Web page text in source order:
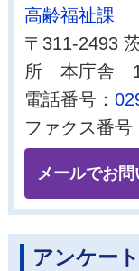
高齢福祉課
〒311-2493
所 本庁舎
電話番号：
ファクス番
メールでお
アンケート